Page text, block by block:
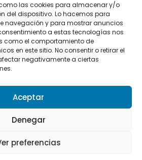
las cookies para almacenar y/o
del dispositivo. Lo hacemos para
navegación y para mostrar anuncios
a estas tecnologías nos
como el comportamiento de
en este sitio. No consentir o retirar el
negativamente a ciertas
Aceptar
Denegar
preferencias
Política de privacidad
de cookies
derechos resevados.